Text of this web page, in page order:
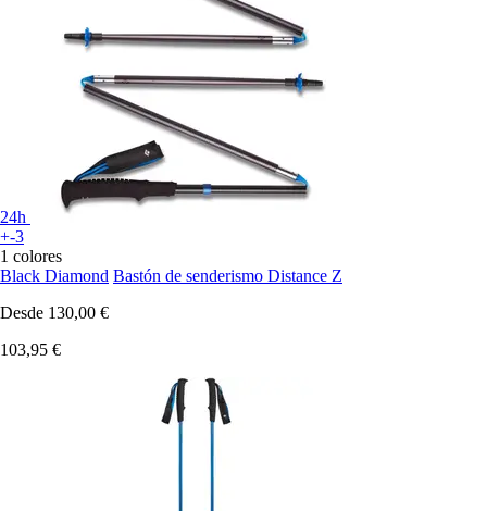
24h
+-3
1 colores
Black Diamond Bastón de senderismo Distance Z
Desde 130,00 €
103,95 €